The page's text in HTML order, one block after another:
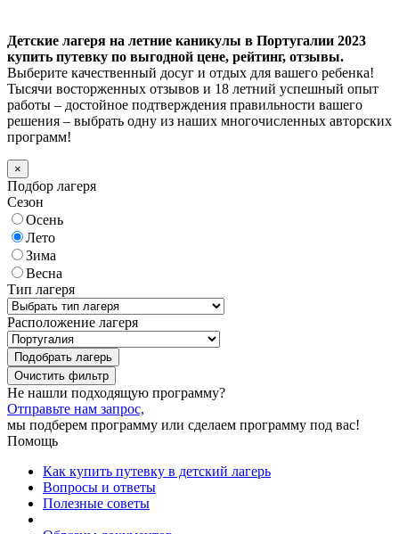
Детские лагеря на летние каникулы в Португалии 2023
купить путевку по выгодной цене, рейтинг, отзывы.
Выберите качественный досуг и отдых для вашего ребенка!
Тысячи восторженных отзывов и 18 летний успешный опыт
работы – достойное подтверждения правильности вашего
решения – выбрать одну из наших многочисленных авторских
программ!
×
Подбор лагеря
Сезон
Осень
Лето
Зима
Весна
Тип лагеря
Расположение лагеря
Подобрать лагерь
Не нашли подходящую программу?
Отправьте нам запрос,
мы подберем программу или сделаем программу под вас!
Помощь
Как купить путевку в детский лагерь
Вопросы и ответы
Полезные советы